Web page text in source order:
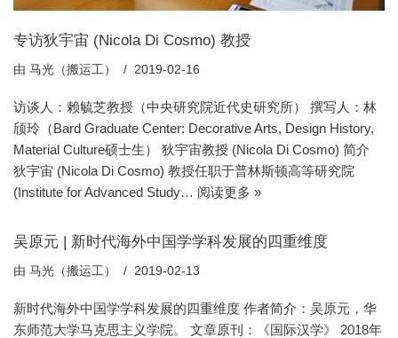
专访狄宇宙 (Nicola Di Cosmo) 教授
由 马光（搬运工） 2019-02-16
访谈人：赖毓芝教授（中央研究院近代史研究所） 撰写人：林
颀玲（Bard Graduate Center: Decorative Arts, Design History,
Material Culture硕士生） 狄宇宙教授 (Nicola Di Cosmo) 简介
狄宇宙 (Nicola Di Cosmo) 教授任职于普林斯顿高等研究院
(Institute for Advanced Study… 阅读更多 »
吴原元 | 新时代海外中国学学科发展的四重维度
由 马光（搬运工） 2019-02-13
新时代海外中国学学科发展的四重维度 作者简介：吴原元，华
东师范大学马克思主义学院。 文章原刊：《国际汉学》 2018年